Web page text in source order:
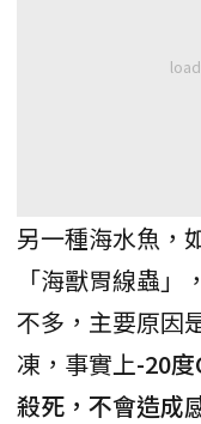
另一種海水魚，
「海獸胃線蟲
不多，主要原因
凍，事實上-20
殺死，不會造成